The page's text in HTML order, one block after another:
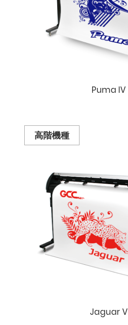
Puma IV
高階機種
Jaguar V